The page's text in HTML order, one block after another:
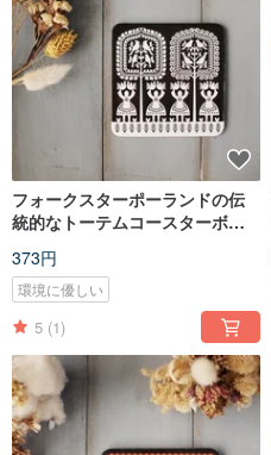
フォークスターポーランドの伝
統的なトーテムコースターボト
ピース
373円
環境に優しい
5 (1)